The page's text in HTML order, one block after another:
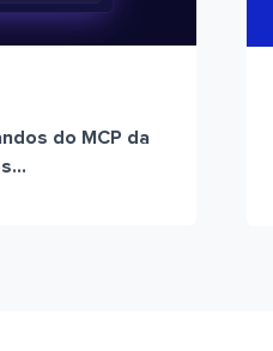
do MCP da